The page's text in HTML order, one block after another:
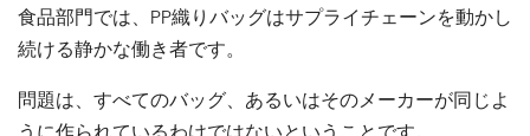
食品部門では、PP織りバッグはサプライチェーンを動かし
続ける静かな働き者です。
問題は、すべてのバッグ、あるいはそのメーカーが同じよ